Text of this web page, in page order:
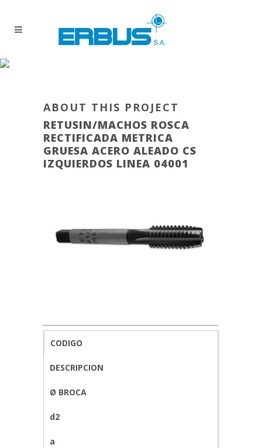
ABOUT THIS PROJECT
RETUSIN/MACHOS ROSCA
RECTIFICADA METRICA
GRUESA ACERO ALEADO CS
IZQUIERDOS LINEA 04001
CODIGO
DESCRIPCION
Ø BROCA
d2
a